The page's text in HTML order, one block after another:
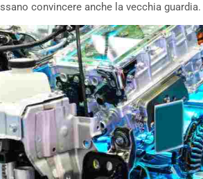
convincere anche la vecchia guardia.